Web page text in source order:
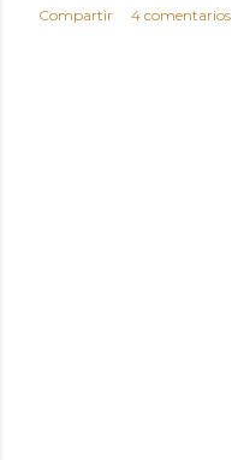
Compartir 4 comentarios